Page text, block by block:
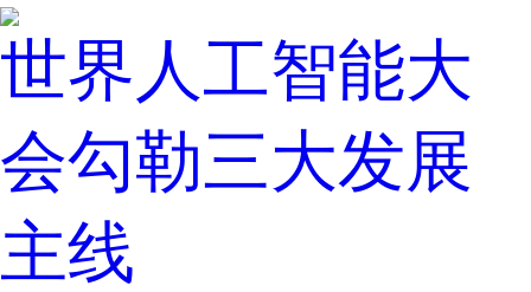
世界人工智能大
会勾勒三大发展
主线